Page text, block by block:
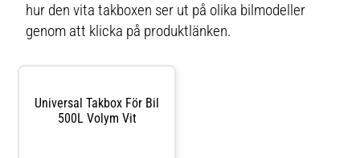
hur den vita takboxen ser ut på olika bilmodeller
genom att klicka på produktlänken.
Universal Takbox För Bil
500L Volym Vit